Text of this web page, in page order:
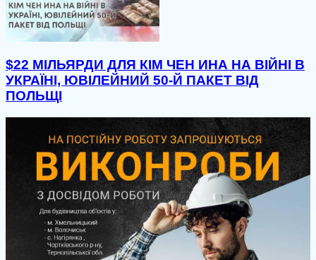
$22 МІЛЬЯРДИ ДЛЯ КІМ ЧЕН ИНА НА ВІЙНІ В
УКРАЇНІ, ЮВІЛЕЙНИЙ 50-Й ПАКЕТ ВІД
ПОЛЬЩІ